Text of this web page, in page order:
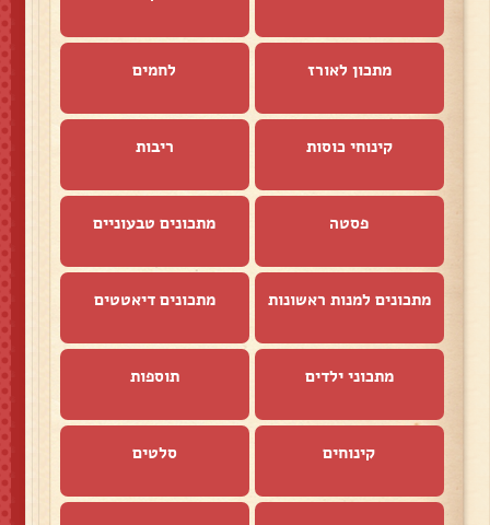
מתכון לאורז לחמים
קינוחי כוסות ריבות
פסטה מתכונים טבעוניים
מתכונים למנות ראשונות מתכונים דיאטטים
מתכוני ילדים תוספות
קינוחים סלטים